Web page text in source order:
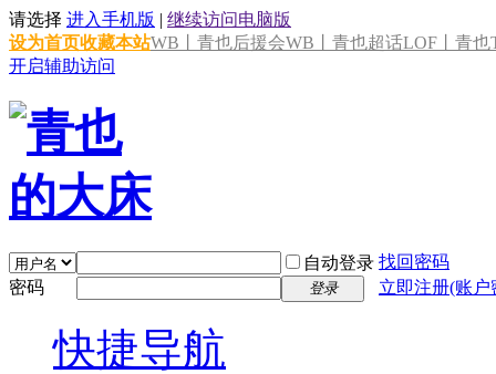
请选择 进入手机版 | 继续访问电脑版
设为首页收藏本站WB丨青也后援会WB丨青也超话LOF丨青也
开启辅助访问
自动登录 找回密码
密码
登录 立即注册(账
快捷导航